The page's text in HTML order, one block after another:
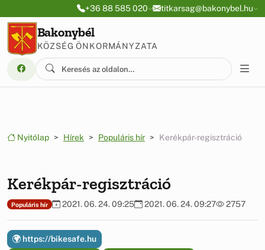
Ugrás a menüre
Ugrás a tartalomra+36 88 585 020 titkarsag@bakonybel.hu
Bakonybél
KÖZSÉG ÖNKORMÁNYZATA
Nyitólap Hírek Populáris hír Kerékpár-regisztráció
Kerékpár-regisztráció
Populáris hír 2021. 06. 24. 09:25 2021. 06. 24. 09:27 2757
https://bikesafe.hu